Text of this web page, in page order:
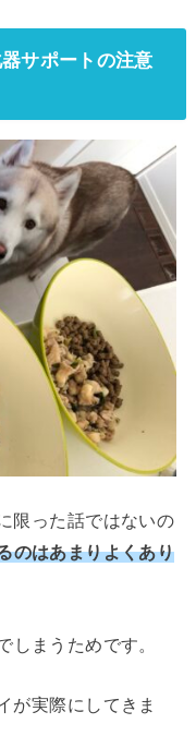
サポートの注意
限った話ではないの
のはあまりよくあり
しまうためです。
が実際にしてきま